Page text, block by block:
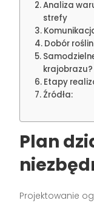
Analiza
strefy
Dobór
krajobrazu?
Etapy
Źródła:
Plan
Projektowanie